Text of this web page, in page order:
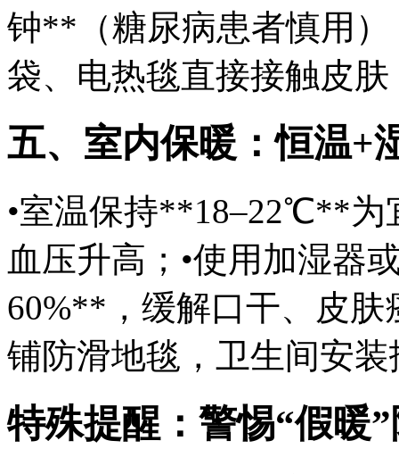
钟**（糖尿病患者慎用）
袋、电热毯直接接触皮
五、室内保暖：恒温+
•室温保持**18–22℃**为
血压升高；•使用加湿器
60%**，缓解口干、皮肤
铺防滑地毯，卫生间安
特殊提醒：警惕“假暖